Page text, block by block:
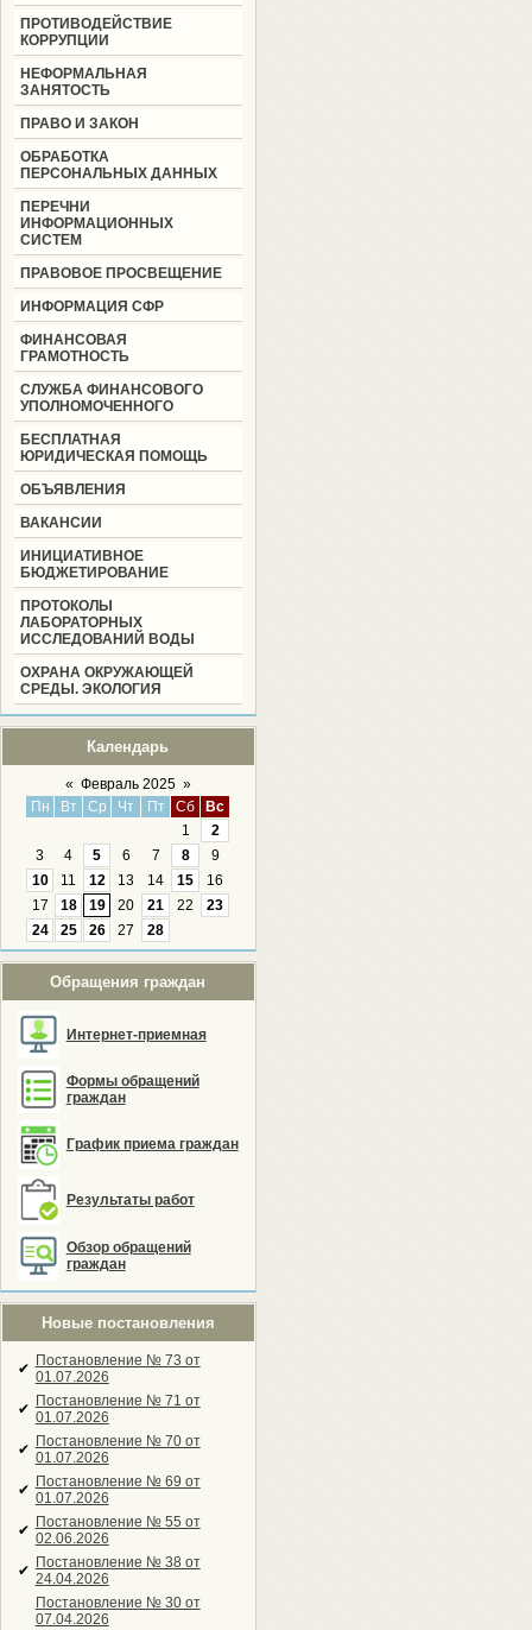
ПРОТИВОДЕЙСТВИЕ
КОРРУПЦИИ
НЕФОРМАЛЬНАЯ
ЗАНЯТОСТЬ
ПРАВО И ЗАКОН
ОБРАБОТКА
ПЕРСОНАЛЬНЫХ ДАННЫХ
ПЕРЕЧНИ
ИНФОРМАЦИОННЫХ
СИСТЕМ
ПРАВОВОЕ ПРОСВЕЩЕНИЕ
ИНФОРМАЦИЯ СФР
ФИНАНСОВАЯ
ГРАМОТНОСТЬ
СЛУЖБА ФИНАНСОВОГО
УПОЛНОМОЧЕННОГО
БЕСПЛАТНАЯ
ЮРИДИЧЕСКАЯ ПОМОЩЬ
ОБЪЯВЛЕНИЯ
ВАКАНСИИ
ИНИЦИАТИВНОЕ
БЮДЖЕТИРОВАНИЕ
ПРОТОКОЛЫ
ЛАБОРАТОРНЫХ
ИССЛЕДОВАНИЙ ВОДЫ
ОХРАНА ОКРУЖАЮЩЕЙ
СРЕДЫ. ЭКОЛОГИЯ
Календарь
« Февраль 2025 »
Пн
Вт Ср Чт Пт Сб
Вс
1
2
3
4 5 6 7 8
9
10
11 12 13 14 15
16
17
18 19 20 21 22
23
24
25 26 27 28
Обращения граждан
Интернет-приемная
Формы обращений
граждан
График приема граждан
Результаты работ
Обзор обращений
граждан
Новые постановления
✔ Постановление № 73 от
01.07.2026
✔ Постановление № 71 от
01.07.2026
✔ Постановление № 70 от
01.07.2026
✔ Постановление № 69 от
01.07.2026
✔ Постановление № 55 от
02.06.2026
✔ Постановление № 38 от
24.04.2026
Постановление № 30 от
07.04.2026